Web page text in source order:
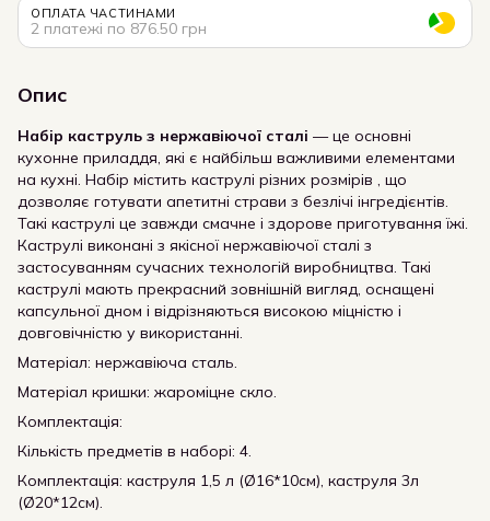
ОПЛАТА ЧАСТИНАМИ
2 платежі по 876.50 грн
Опис
Набір каструль з нержавіючої сталі — це основні
кухонне приладдя, які є найбільш важливими елементами
на кухні. Набір містить каструлі різних розмірів , що
дозволяє готувати апетитні страви з безлічі інгредієнтів.
Такі каструлі це завжди смачне і здорове приготування їжі.
Каструлі виконані з якісної нержавіючої сталі з
застосуванням сучасних технологій виробництва. Такі
каструлі мають прекрасний зовнішній вигляд, оснащені
капсульної дном і відрізняються високою міцністю і
довговічністю у використанні.
Матеріал: нержавіюча сталь.
Матеріал кришки: жароміцне скло.
Комплектація:
Кількість предметів в наборі: 4.
Комплектація: каструля 1,5 л (Ø16*10см), каструля 3л
(Ø20*12см).